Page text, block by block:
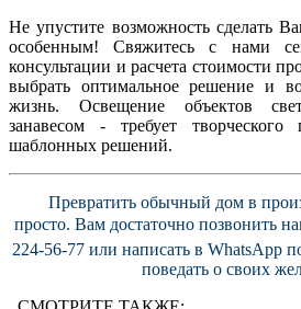
Не упустите возможность сделать
особенным! Свяжитесь с нами
консультации и расчета стоимости
выбрать оптимальное решение и
жизнь. Освещение объектов
занавесом - требует
шаблонных решений.
Превратить обычный дом в
просто. Вам достаточно позвонить
224-56-77 или написать в WhatsApp
поведать о своих